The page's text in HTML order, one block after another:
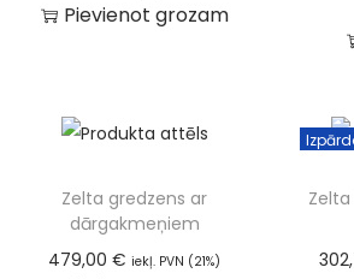
Pievienot grozam
Zelta gredzens ar
dārgakmeņiem
479,00€ iekļ. PVN (21%)